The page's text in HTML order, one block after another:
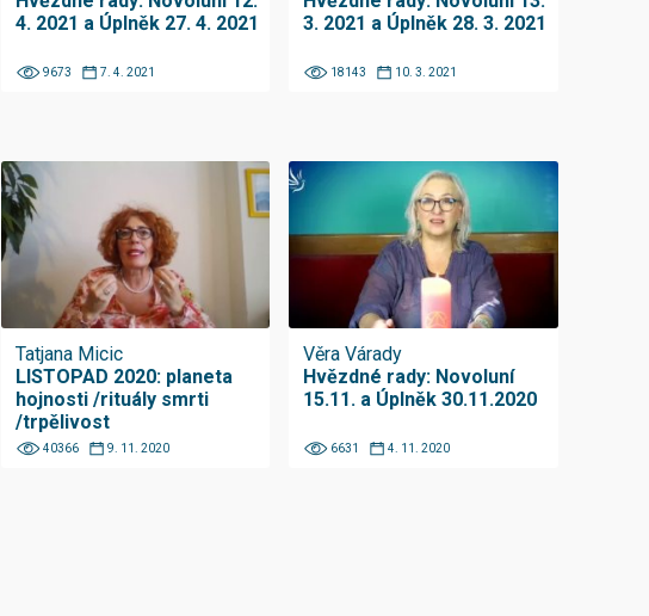
4. 2021 a Úplněk 27. 4. 2021
9673 7. 4. 2021
3. 2021 a Úplněk 28. 3. 2021
18143 10. 3. 2021
Tatjana Micic
LISTOPAD 2020: planeta
hojnosti /rituály smrti
/trpělivost
40366 9. 11. 2020
Věra Várady
Hvězdné rady: Novoluní
15.11. a Úplněk 30.11.2020
6631 4. 11. 2020